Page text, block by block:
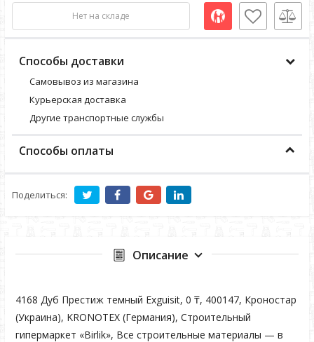
Нет на складе
Способы доставки
Самовывоз из магазина
Курьерская доставка
Другие транспортные службы
Способы оплаты
Поделиться:
Описание
4168 Дуб Престиж темный Exguisit, 0 ₸, 400147, Кроностар
(Украина), KRONOTEX (Германия), Строительный
гипермаркет «Birlik», Все строительные материалы — в